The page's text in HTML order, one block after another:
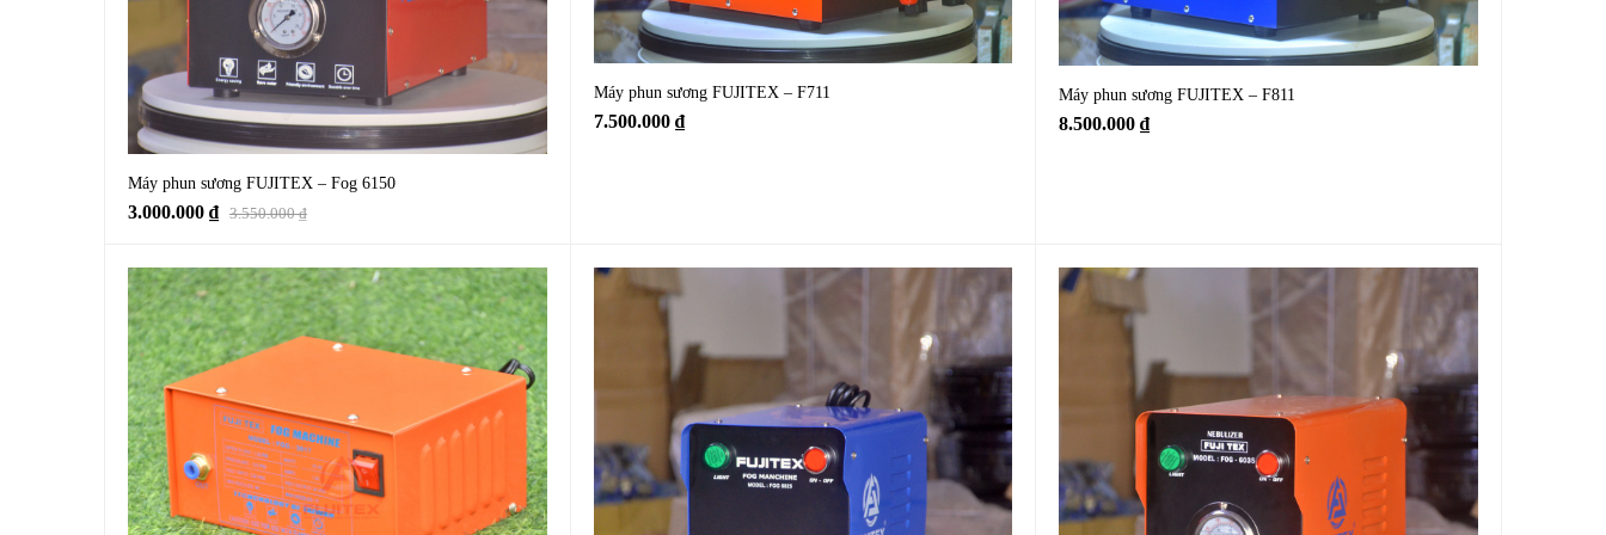
Máy phun sương FUJITEX – Fog 6150
3.550.000₫
Giá
là:
3.550.000 ₫.
3.000.000 ₫
Giá
tại
là:
3.000.000 ₫.
Máy phun sương FUJITEX – F711
7.500.000 ₫
Máy phun sương FUJITEX – F811
8.500.000₫